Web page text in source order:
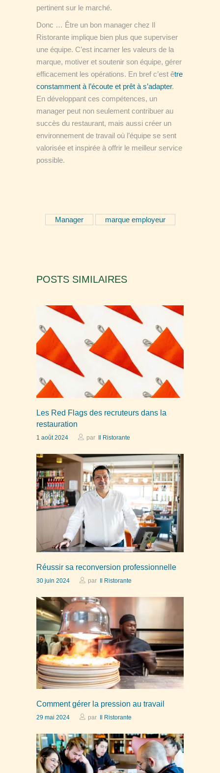
pertinent sur le marché.
Donc … Être un bon manager chez Il
Ristorante implique bien plus que superviser
une équipe. C’est incarner les valeurs de la
marque, motiver et soutenir son équipe, gérer
efficacement les opérations. En bref c’est être
constamment à l’écoute et prêt à s’adapter.
En développant ces compétences, un
manager peut non seulement contribuer au
succès du restaurant, mais aussi créer un
environnement de travail où l’équipe se sent
valorisée et inspirée à offrir le meilleur service
possible.
Manager marque employeur
POSTS SIMILAIRES
Les Red Flags des recruteurs dans la
restauration
1 août 2024 par Il Ristorante
Réussir sa reconversion professionnelle
30 juin 2024 par Il Ristorante
Comment gérer la pression au travail
29 mai 2024 par Il Ristorante